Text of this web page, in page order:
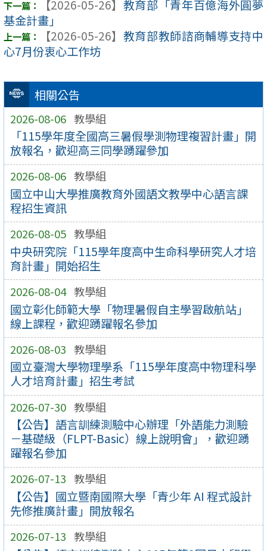
相關公告
2026-08-06 教學組
「115學年度全國高三暑假學測物理複習計畫」開
放報名，歡迎高三同學踴躍參加
2026-08-06 教學組
國立中山大學推廣教育外國語文教學中心語言課
程招生資訊
2026-08-05 教學組
中央研究院「115學年度高中生命科學研究人才培
育計畫」開始招生
2026-08-04 教學組
國立彰化師範大學「物理暑假自主學習啟航站」
線上課程，歡迎踴躍報名參加
2026-08-03 教學組
國立臺灣大學物理學系「115學年度高中物理科學
人才培育計畫」招生考試
2026-07-30 教學組
【公告】語言訓練測驗中心辦理「外語能力測驗
－基礎級（FLPT-Basic）線上說明會」，歡迎踴
躍報名參加
2026-07-13 教學組
【公告】國立暨南國際大學「青少年 AI 程式設計
先修推廣計畫」開放報名
2026-07-13 教學組
【2026-05-26】 教育部「青年百億海外圓夢
基金計畫」
【2026-05-26】 教育部教師諮商輔導支持中
心7月份衷心工作坊